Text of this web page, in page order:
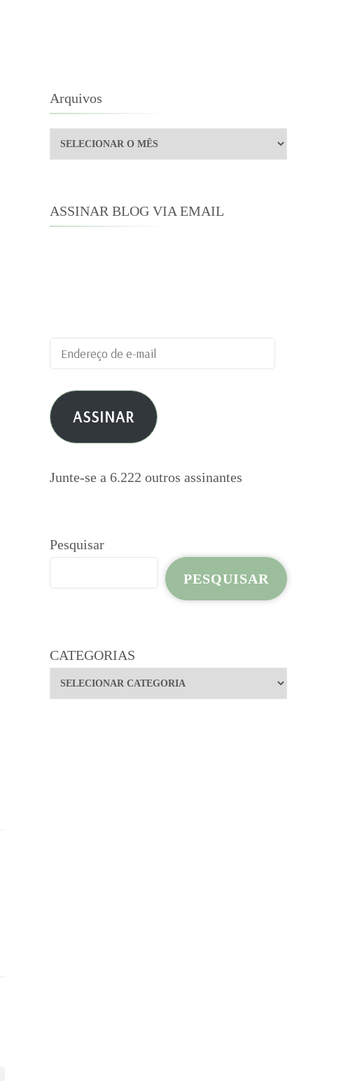
Arquivos
Arquivos
ASSINAR BLOG VIA EMAIL
Endereço
de
e-
mail ASSINAR
Junte-se a 6.222 outros assinantes
Pesquisar
PESQUISAR
CATEGORIAS